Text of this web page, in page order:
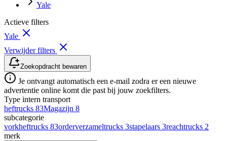
Yale
Actieve filters
Yale
Verwijder filters
Zoekopdracht bewaren
Je ontvangt automatisch een e-mail zodra er een nieuwe
advertentie online komt die past bij jouw zoekfilters.
Type intern transport
heftrucks 83Magazijn 8
subcategorie
vorkheftrucks 83orderverzameltrucks 3stapelaars 3reachtrucks 2
merk